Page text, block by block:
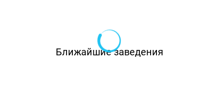
Ближайшие заведения